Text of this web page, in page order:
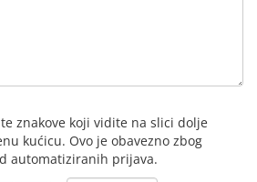
znakove koji vidite na slici dolje
kućicu. Ovo je obavezno zbog
automatiziranih prijava.